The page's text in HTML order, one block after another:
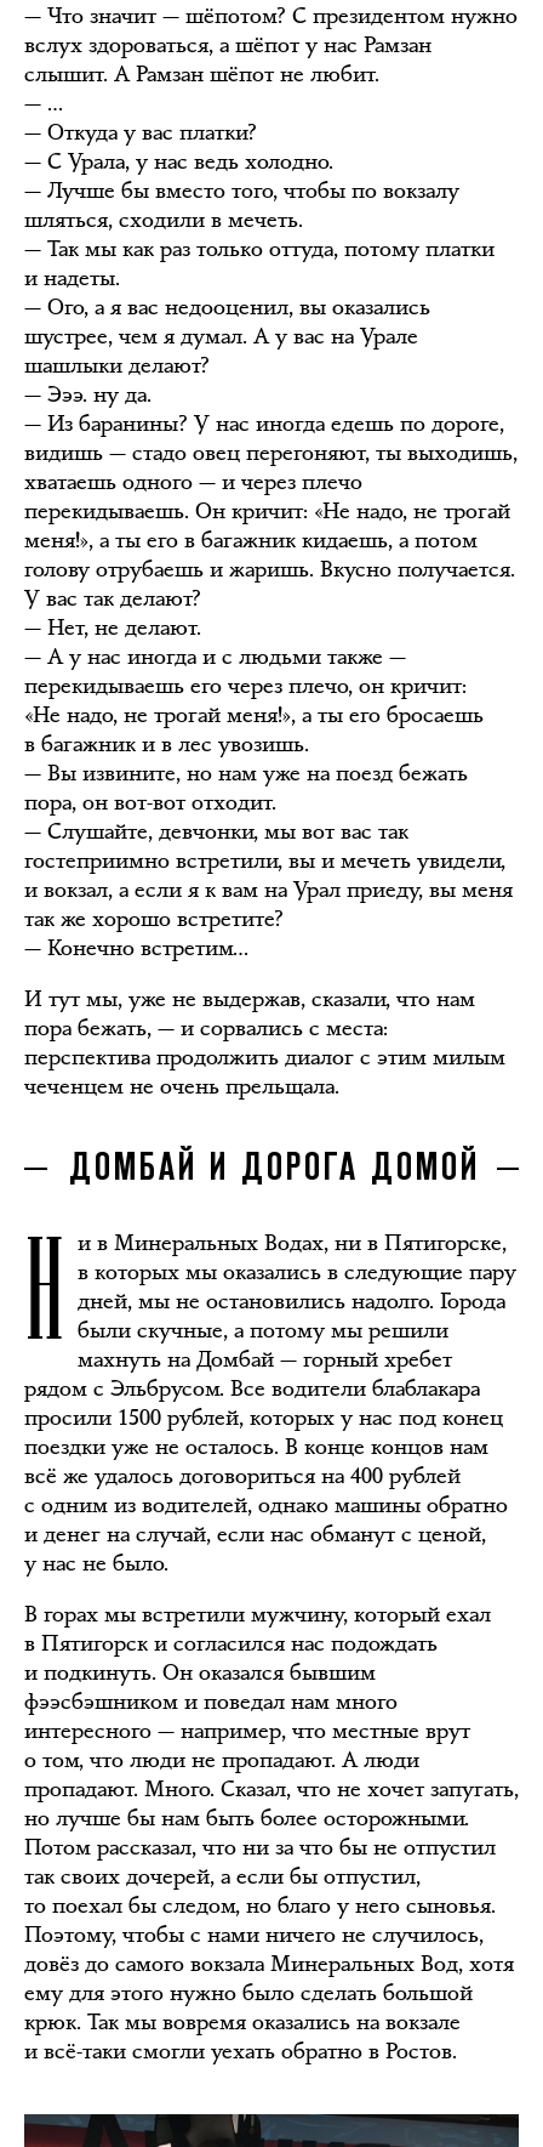
— Что значит — шёпотом? С президентом нужно
вслух здороваться, а шёпот у нас Рамзан
слышит. А Рамзан шёпот не любит.
— …
— Откуда у вас платки?
— С Урала, у нас ведь холодно.
— Лучше бы вместо того, чтобы по вокзалу
шляться, сходили в мечеть.
— Так мы как раз только оттуда, потому платки
и надеты.
— Ого, а я вас недооценил, вы оказались
шустрее, чем я думал. А у вас на Урале
шашлыки делают?
— Эээ. ну да.
— Из баранины? У нас иногда едешь по дороге,
видишь — стадо овец перегоняют, ты выходишь,
хватаешь одного — и через плечо
перекидываешь. Он кричит: «Не надо, не трогай
меня!», а ты его в багажник кидаешь, а потом
голову отрубаешь и жаришь. Вкусно получается.
У вас так делают?
— Нет, не делают.
— А у нас иногда и с людьми также —
перекидываешь его через плечо, он кричит:
«Не надо, не трогай меня!», а ты его бросаешь
в багажник и в лес увозишь.
— Вы извините, но нам уже на поезд бежать
пора, он вот-вот отходит.
— Слушайте, девчонки, мы вот вас так
гостеприимно встретили, вы и мечеть увидели,
и вокзал, а если я к вам на Урал приеду, вы меня
так же хорошо встретите?
— Конечно встретим…
И тут мы, уже не выдержав, сказали, что нам
пора бежать, — и сорвались с места:
перспектива продолжить диалог с этим милым
чеченцем не очень прельщала.
ДОМБАЙ И ДОРОГА ДОМОЙ
Н и в Минеральных Водах, ни в Пятигорске,
в которых мы оказались в следующие пару
дней, мы не остановились надолго. Города
были скучные, а потому мы решили
махнуть на Домбай — горный хребет
рядом с Эльбрусом. Все водители блаблакара
просили 1500 рублей, которых у нас под конец
поездки уже не осталось. В конце концов нам
всё же удалось договориться на 400 рублей
с одним из водителей, однако машины обратно
и денег на случай, если нас обманут с ценой,
у нас не было.
В горах мы встретили мужчину, который ехал
в Пятигорск и согласился нас подождать
и подкинуть. Он оказался бывшим
фээсбэшником и поведал нам много
интересного — например, что местные врут
о том, что люди не пропадают. А люди
пропадают. Много. Сказал, что не хочет запугать,
но лучше бы нам быть более осторожными.
Потом рассказал, что ни за что бы не отпустил
так своих дочерей, а если бы отпустил,
то поехал бы следом, но благо у него сыновья.
Поэтому, чтобы с нами ничего не случилось,
довёз до самого вокзала Минеральных Вод, хотя
ему для этого нужно было сделать большой
крюк. Так мы вовремя оказались на вокзале
и всё-таки смогли уехать обратно в Ростов.